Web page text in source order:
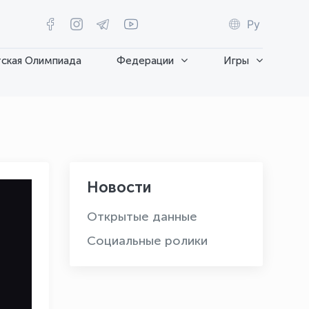
Ру
Олимпиада Федерации Игры
Новости
Открытые данные
Социальные ролики